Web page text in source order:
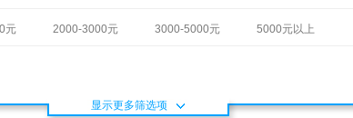
元 2000-3000元 3000-5000元 5000元以上
显示更多筛选项